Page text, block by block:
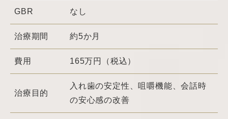
GBR なし
治療期間 約5か月
費用 165万円（税込）
治療目的
入れ歯の安定性、咀嚼機能、会話時
の安心感の改善